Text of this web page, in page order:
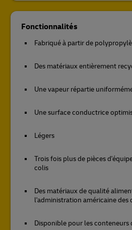
Fonctionnalités
Fabriqué à partir de
Des matériaux entièrement
Une vapeur répartie
Une surface conductrice
Légers
Trois fois plus de pièces
colis
Des matériaux de qualité
l'administration américaine des
Disponible pour les conteneurs